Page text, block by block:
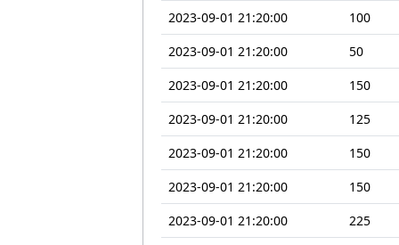
2023-09-01 21:20:00
100
2023-09-01 21:20:00
50
2023-09-01 21:20:00
150
2023-09-01 21:20:00
125
2023-09-01 21:20:00
150
2023-09-01 21:20:00
150
2023-09-01 21:20:00
225